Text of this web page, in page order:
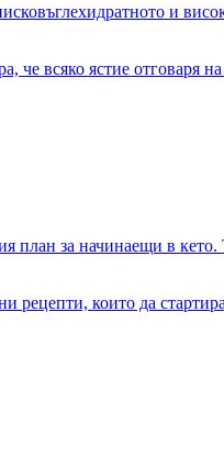
и
всяко ястие отговаря
план за начинаещи в
рецепти, които да